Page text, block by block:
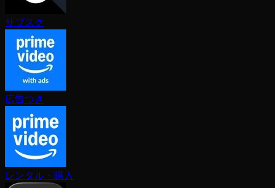
サブスク
広告つき
レンタル・購入